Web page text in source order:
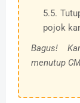
pojok
Bagus!
menutup